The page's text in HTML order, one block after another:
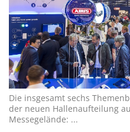
Die insgesamt sechs
der neuen Hallenaufteilung
Messegelände: ...